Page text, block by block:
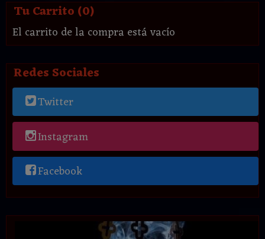
Tu Carrito (0)
El carrito de la compra está vacío
Redes Sociales
Twitter
Instagram
Facebook